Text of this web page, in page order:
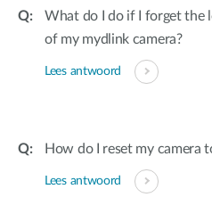
What do I do if I forget the
of my mydlink camera?
Lees antwoord
How do I reset my camera
Lees antwoord